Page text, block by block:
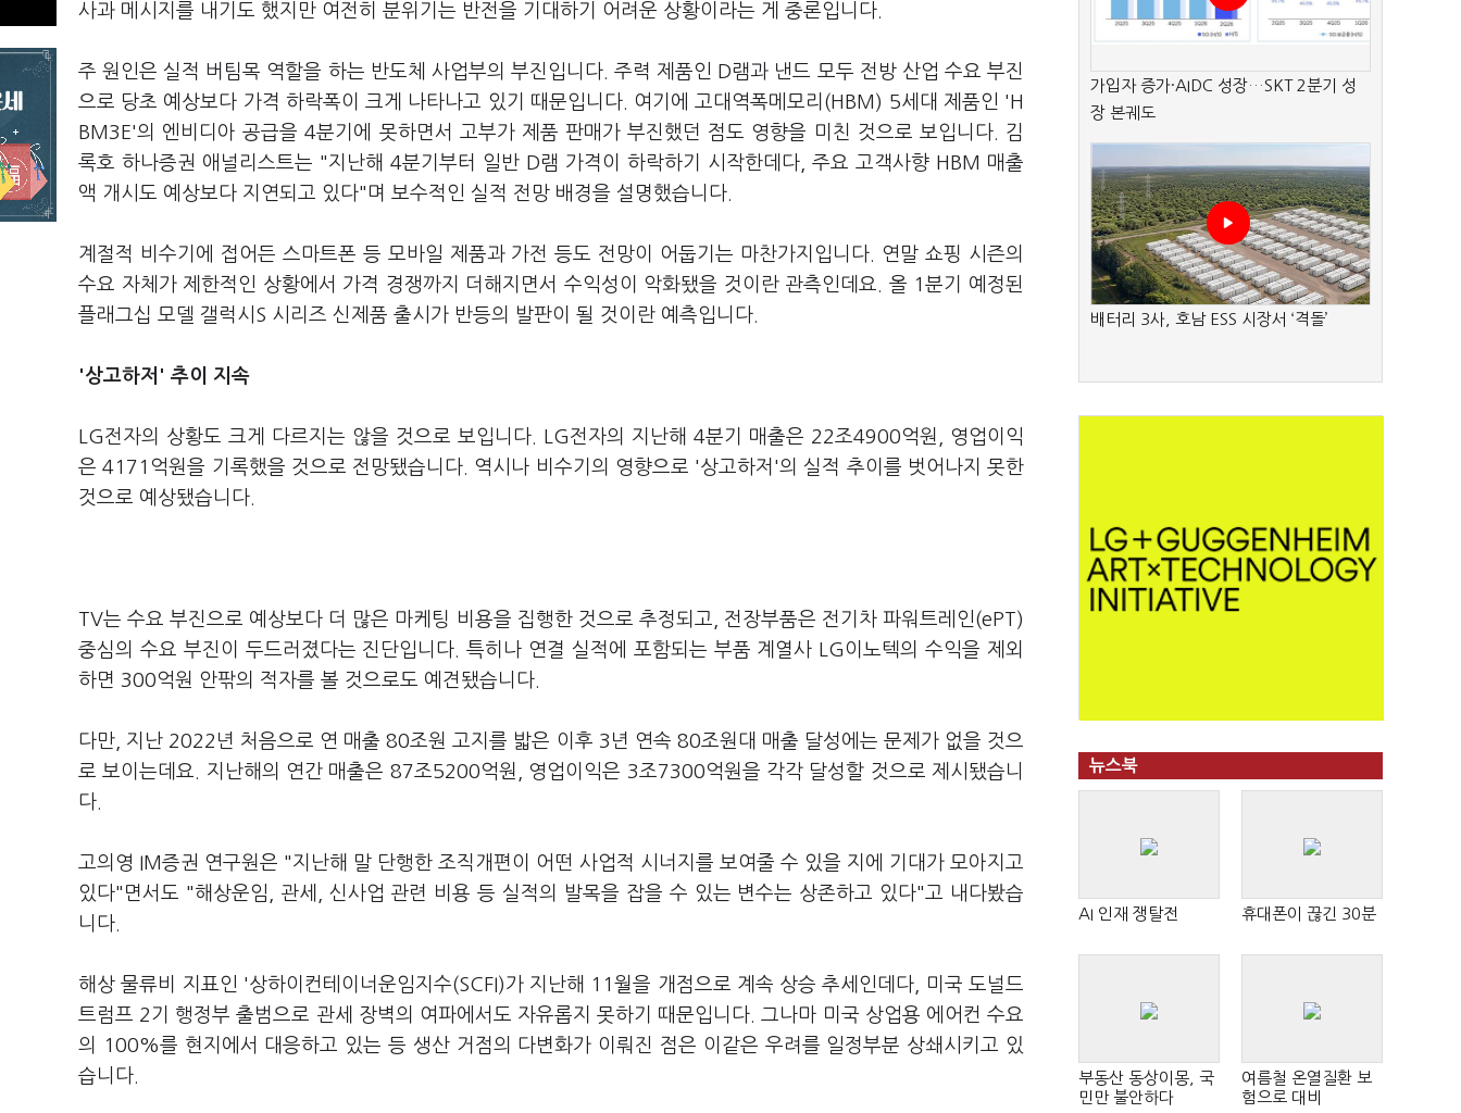
사과 메시지를 내기도 했지만 여전히 분위기는 반전을 기대하기 어려운 상황이라는 게 중론입니다.
주 원인은 실적 버팀목 역할을 하는 반도체 사업부의 부진입니다. 주력 제품인 D램과 낸드 모두 전방 산업 수요 부진
으로 당초 예상보다 가격 하락폭이 크게 나타나고 있기 때문입니다. 여기에 고대역폭메모리(HBM) 5세대 제품인 'H
BM3E'의 엔비디아 공급을 4분기에 못하면서 고부가 제품 판매가 부진했던 점도 영향을 미친 것으로 보입니다. 김
록호 하나증권 애널리스트는 "지난해 4분기부터 일반 D램 가격이 하락하기 시작한데다, 주요 고객사향 HBM 매출
액 개시도 예상보다 지연되고 있다"며 보수적인 실적 전망 배경을 설명했습니다.
계절적 비수기에 접어든 스마트폰 등 모바일 제품과 가전 등도 전망이 어둡기는 마찬가지입니다. 연말 쇼핑 시즌의
수요 자체가 제한적인 상황에서 가격 경쟁까지 더해지면서 수익성이 악화됐을 것이란 관측인데요. 올 1분기 예정된
플래그십 모델 갤럭시S 시리즈 신제품 출시가 반등의 발판이 될 것이란 예측입니다.
'상고하저' 추이 지속
LG전자의 상황도 크게 다르지는 않을 것으로 보입니다. LG전자의 지난해 4분기 매출은 22조4900억원, 영업이익
은 4171억원을 기록했을 것으로 전망됐습니다. 역시나 비수기의 영향으로 '상고하저'의 실적 추이를 벗어나지 못한
것으로 예상됐습니다.
TV는 수요 부진으로 예상보다 더 많은 마케팅 비용을 집행한 것으로 추정되고, 전장부품은 전기차 파워트레인(ePT)
중심의 수요 부진이 두드러졌다는 진단입니다. 특히나 연결 실적에 포함되는 부품 계열사 LG이노텍의 수익을 제외
하면 300억원 안팎의 적자를 볼 것으로도 예견됐습니다.
다만, 지난 2022년 처음으로 연 매출 80조원 고지를 밟은 이후 3년 연속 80조원대 매출 달성에는 문제가 없을 것으
로 보이는데요. 지난해의 연간 매출은 87조5200억원, 영업이익은 3조7300억원을 각각 달성할 것으로 제시됐습니
다.
고의영 IM증권 연구원은 "지난해 말 단행한 조직개편이 어떤 사업적 시너지를 보여줄 수 있을 지에 기대가 모아지고
있다"면서도 "해상운임, 관세, 신사업 관련 비용 등 실적의 발목을 잡을 수 있는 변수는 상존하고 있다"고 내다봤습
니다.
해상 물류비 지표인 '상하이컨테이너운임지수(SCFI)가 지난해 11월을 개점으로 계속 상승 추세인데다, 미국 도널드
트럼프 2기 행정부 출범으로 관세 장벽의 여파에서도 자유롭지 못하기 때문입니다. 그나마 미국 상업용 에어컨 수요
의 100%를 현지에서 대응하고 있는 등 생산 거점의 다변화가 이뤄진 점은 이같은 우려를 일정부분 상쇄시키고 있
습니다.
가입자 증가·AIDC 성장…SKT 2분기 성
장 본궤도
배터리 3사, 호남 ESS 시장서 ‘격돌’
뉴스북
AI 인재 쟁탈전 휴대폰이 끊긴 30분
부동산 동상이몽, 국
민만 불안하다
여름철 온열질환 보
험으로 대비